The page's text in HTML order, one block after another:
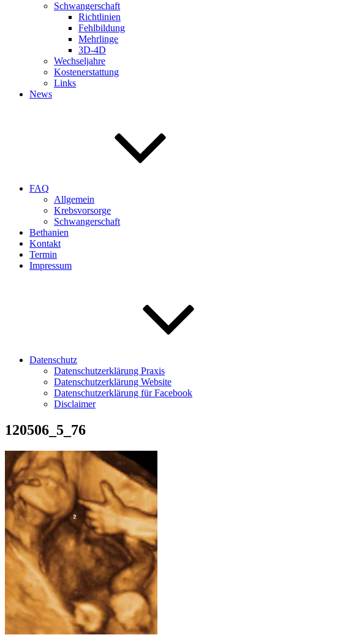
Schwangerschaft
Richtlinien
Fehlbildung
Mehrlinge
3D-4D
Wechseljahre
Kostenerstattung
Links
News
FAQ
Allgemein
Krebsvorsorge
Schwangerschaft
Bethanien
Kontakt
Termin
Impressum
Datenschutz
Datenschutzerklärung Praxis
Datenschutzerklärung Website
Datenschutzerklärung für Facebook
Disclaimer
120506_5_76